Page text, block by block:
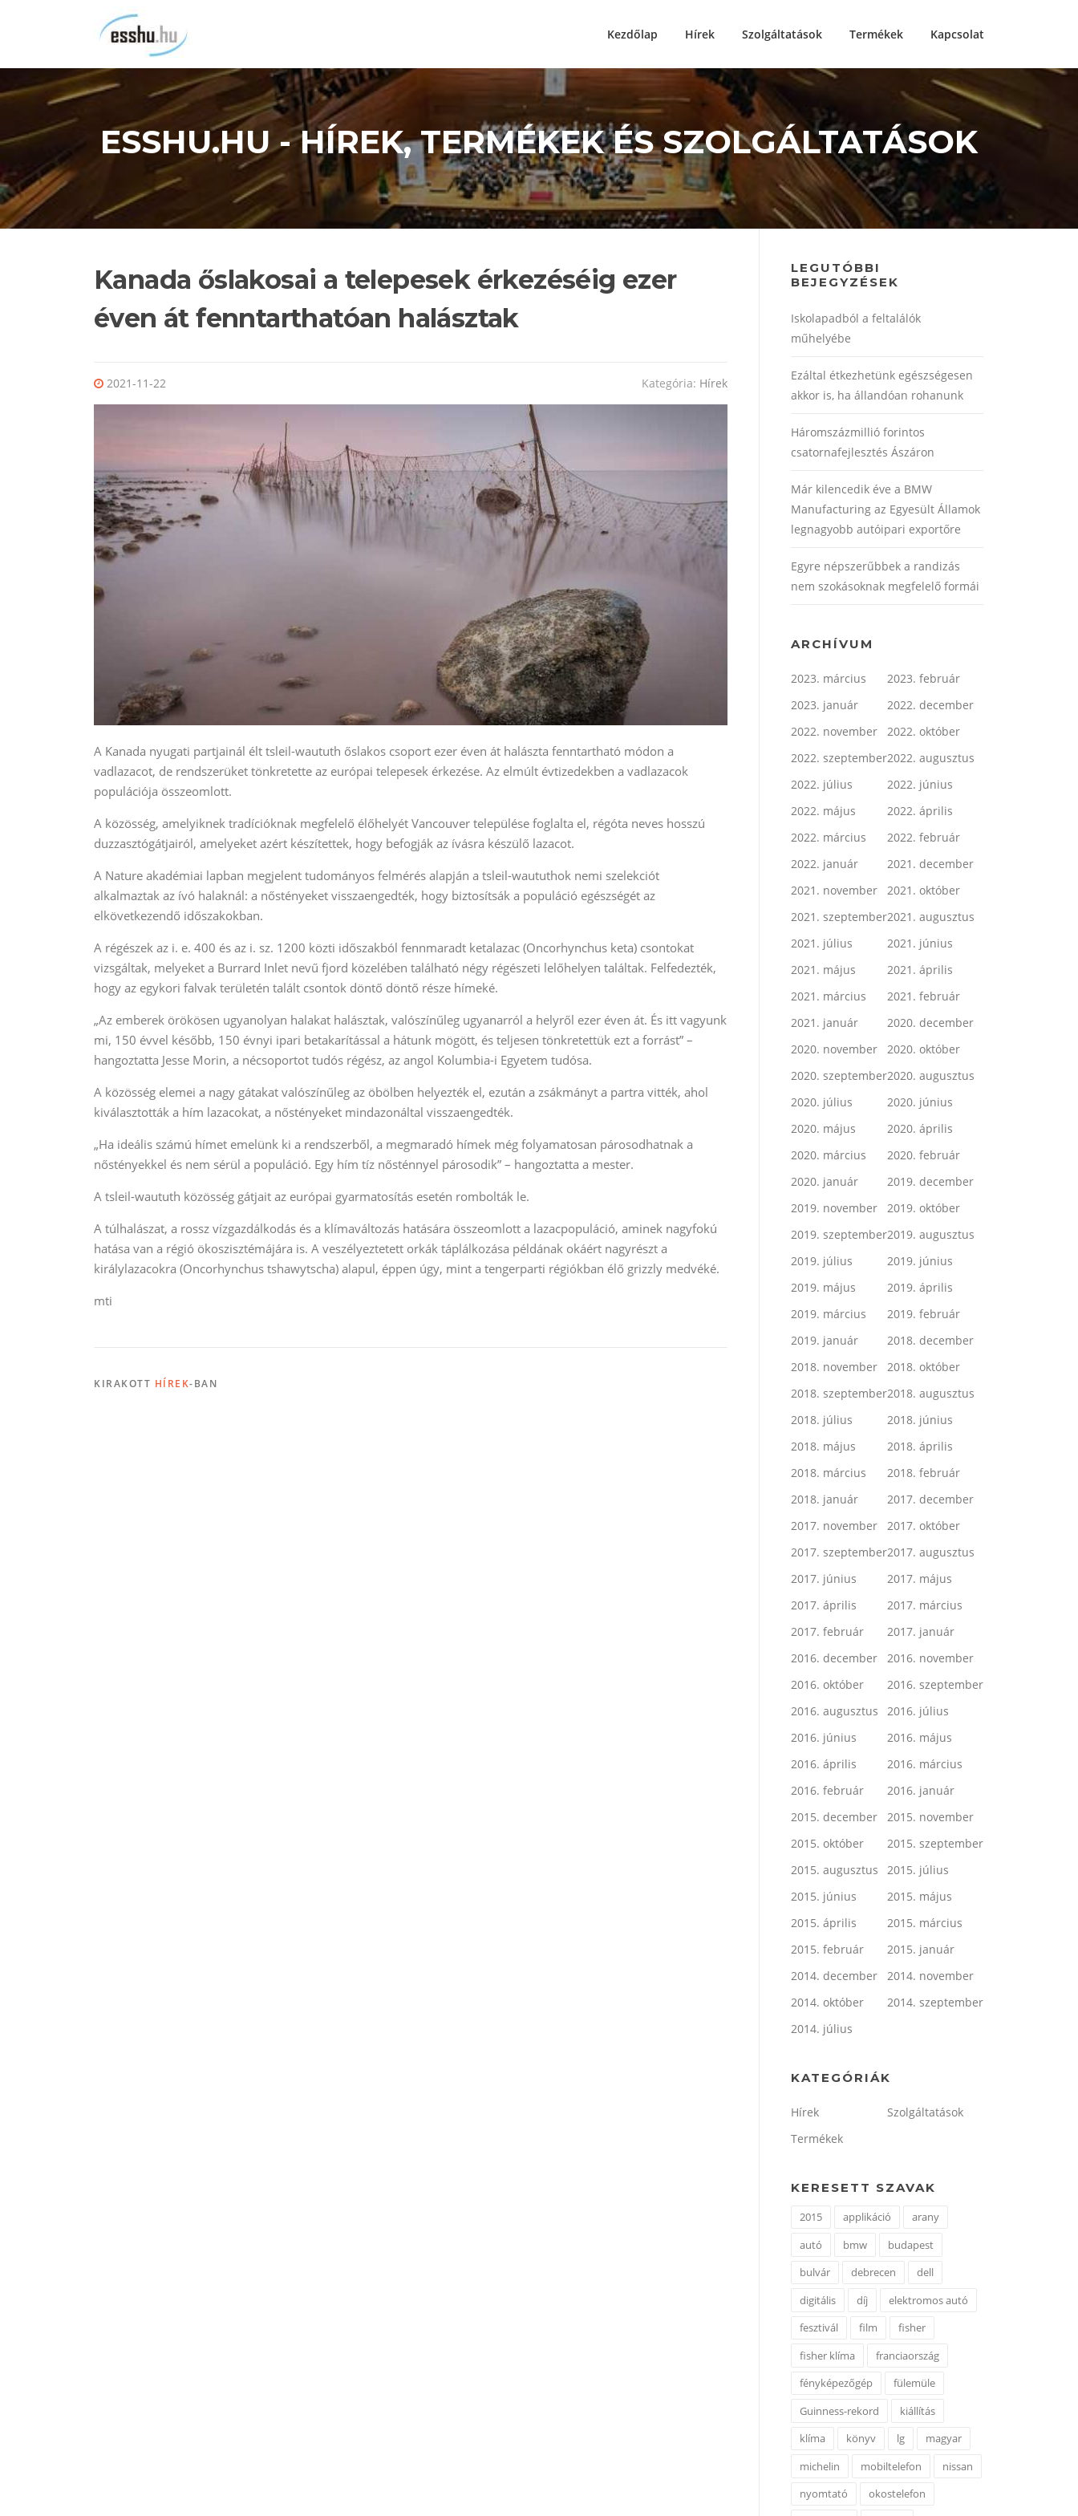
Kezdőlap Hírek Szolgáltatások Termékek Kapcsolat
ESSHU.HU - HÍREK, TERMÉKEK ÉS SZOLGÁLTATÁSOK
Kanada őslakosai a telepesek érkezéséig ezer
éven át fenntarthatóan halásztak
2021-11-22 Kategória: Hírek
A Kanada nyugati partjainál élt tsleil-waututh őslakos csoport ezer éven át halászta fenntartható módon a
vadlazacot, de rendszerüket tönkretette az európai telepesek érkezése. Az elmúlt évtizedekben a vadlazacok
populációja összeomlott.
A közösség, amelyiknek tradícióknak megfelelő élőhelyét Vancouver települése foglalta el, régóta neves hosszú
duzzasztógátjairól, amelyeket azért készítettek, hogy befogják az ívásra készülő lazacot.
A Nature akadémiai lapban megjelent tudományos felmérés alapján a tsleil-waututhok nemi szelekciót
alkalmaztak az ívó halaknál: a nőstényeket visszaengedték, hogy biztosítsák a populáció egészségét az
elkövetkezendő időszakokban.
A régészek az i. e. 400 és az i. sz. 1200 közti időszakból fennmaradt ketalazac (Oncorhynchus keta) csontokat
vizsgáltak, melyeket a Burrard Inlet nevű fjord közelében található négy régészeti lelőhelyen találtak. Felfedezték,
hogy az egykori falvak területén talált csontok döntő döntő része hímeké.
„Az emberek örökösen ugyanolyan halakat halásztak, valószínűleg ugyanarról a helyről ezer éven át. És itt vagyunk
mi, 150 évvel később, 150 évnyi ipari betakarítással a hátunk mögött, és teljesen tönkretettük ezt a forrást” –
hangoztatta Jesse Morin, a nécsoportot tudós régész, az angol Kolumbia-i Egyetem tudósa.
A közösség elemei a nagy gátakat valószínűleg az öbölben helyezték el, ezután a zsákmányt a partra vitték, ahol
kiválasztották a hím lazacokat, a nőstényeket mindazonáltal visszaengedték.
„Ha ideális számú hímet emelünk ki a rendszerből, a megmaradó hímek még folyamatosan párosodhatnak a
nőstényekkel és nem sérül a populáció. Egy hím tíz nősténnyel párosodik” – hangoztatta a mester.
A tsleil-waututh közösség gátjait az európai gyarmatosítás esetén rombolták le.
A túlhalászat, a rossz vízgazdálkodás és a klímaváltozás hatására összeomlott a lazacpopuláció, aminek nagyfokú
hatása van a régió ökoszisztémájára is. A veszélyeztetett orkák táplálkozása példának okáért nagyrészt a
királylazacokra (Oncorhynchus tshawytscha) alapul, éppen úgy, mint a tengerparti régiókban élő grizzly medvéké.
mti
KIRAKOTT HÍREK-BAN
LEGUTÓBBI
BEJEGYZÉSEK
Iskolapadból a feltalálók
műhelyébe
Ezáltal étkezhetünk egészségesen
akkor is, ha állandóan rohanunk
Háromszázmillió forintos
csatornafejlesztés Ászáron
Már kilencedik éve a BMW
Manufacturing az Egyesült Államok
legnagyobb autóipari exportőre
Egyre népszerűbbek a randizás
nem szokásoknak megfelelő formái
ARCHÍVUM
2023. március
2023. február
2023. január
2022. december
2022. november
2022. október
2022. szeptember2022. augusztus
2022. július
2022. június
2022. május
2022. április
2022. március
2022. február
2022. január
2021. december
2021. november
2021. október
2021. szeptember2021. augusztus
2021. július
2021. június
2021. május
2021. április
2021. március
2021. február
2021. január
2020. december
2020. november
2020. október
2020. szeptember2020. augusztus
2020. július
2020. június
2020. május
2020. április
2020. március
2020. február
2020. január
2019. december
2019. november
2019. október
2019. szeptember2019. augusztus
2019. július
2019. június
2019. május
2019. április
2019. március
2019. február
2019. január
2018. december
2018. november
2018. október
2018. szeptember2018. augusztus
2018. július
2018. június
2018. május
2018. április
2018. március
2018. február
2018. január
2017. december
2017. november
2017. október
2017. szeptember2017. augusztus
2017. június
2017. május
2017. április
2017. március
2017. február
2017. január
2016. december
2016. november
2016. október
2016. szeptember
2016. augusztus
2016. július
2016. június
2016. május
2016. április
2016. március
2016. február
2016. január
2015. december
2015. november
2015. október
2015. szeptember
2015. augusztus
2015. július
2015. június
2015. május
2015. április
2015. március
2015. február
2015. január
2014. december
2014. november
2014. október
2014. szeptember
2014. július
KATEGÓRIÁK
Hírek
Szolgáltatások
Termékek
KERESETT SZAVAK
2015 applikáció
arany
autó
bmw
budapest
bulvár
debrecen
dell
digitális
díj
elektromos autó
fesztivál
film
fisher
fisher klíma
franciaország
fényképezőgép
fülemüle
Guinness-rekord
kiállítás
klíma
könyv lg
magyar
michelin
mobiltelefon
nissan
nyomtató
okostelefon